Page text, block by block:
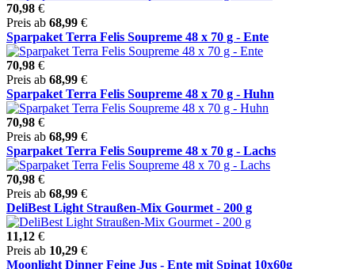
70,98 €
Preis ab 68,99 €
Sparpaket Terra Felis Soupreme 48 x 70 g - Ente
70,98 €
Preis ab 68,99 €
Sparpaket Terra Felis Soupreme 48 x 70 g - Huhn
70,98 €
Preis ab 68,99 €
Sparpaket Terra Felis Soupreme 48 x 70 g - Lachs
70,98 €
Preis ab 68,99 €
DeliBest Light Straußen-Mix Gourmet - 200 g
11,12 €
Preis ab 10,29 €
Moonlight Dinner Feine Jus - Ente mit Spinat 10x60g